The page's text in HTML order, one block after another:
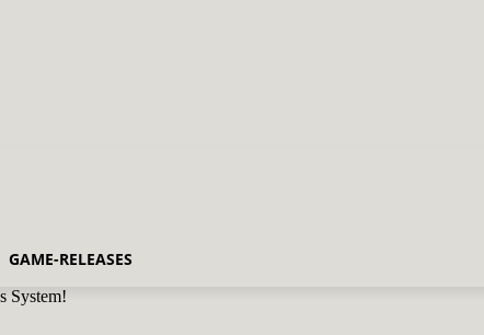
GAME-RELEASES
System!